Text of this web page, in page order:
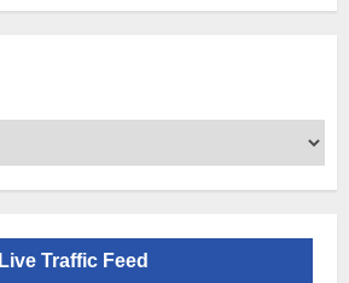
Live Traffic Feed